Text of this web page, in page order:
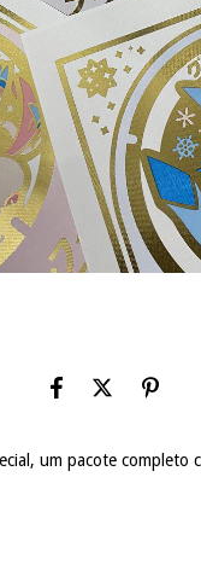
um pacote completo